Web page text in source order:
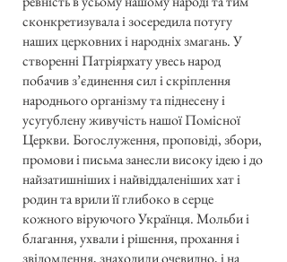
сконкретизувала і зосередила потугу
наших церковних і народніх змагань. У
створенні Патріярхату увесь народ
побачив з’єдинення сил і скріплення
народнього організму та піднесену і
усугублену живучість нашої Помісної
Церкви. Богослуження, проповіді, збори,
промови і письма занесли високу ідею і до
найзатишніших і найвіддаленіших хат і
родин та врили її глибоко в серце
кожного віруючого Українця. Мольби і
благання, ухвали і рішення, прохання і
звідомлення, знаходили очевидно, і на